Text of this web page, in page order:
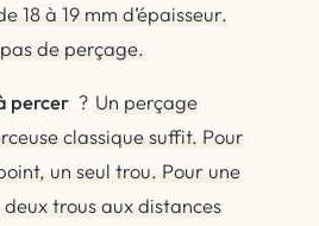
18 à 19 mm d’épaisseur.
de perçage.
percer ? Un perçage
classique suffit. Pour
un seul trou. Pour une
trous aux distances